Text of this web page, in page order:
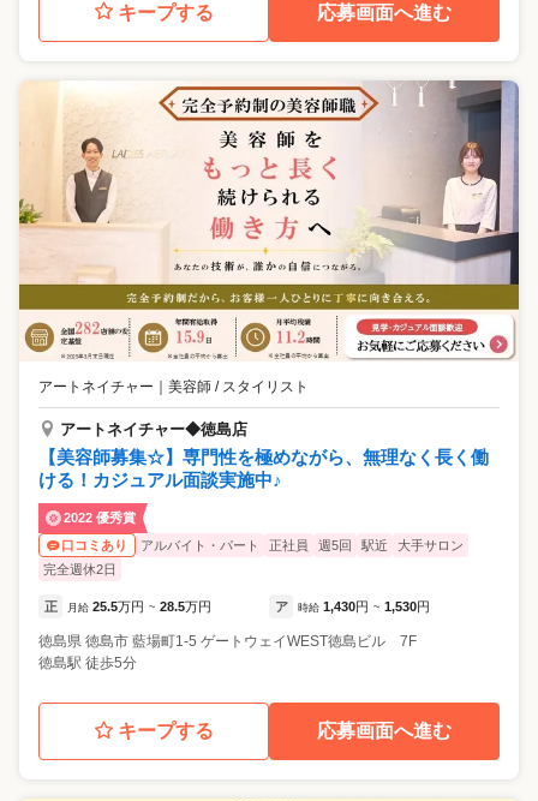
キープする 応募画面へ進む
アートネイチャー 美容師 / スタイリスト
アートネイチャー◆徳島店
【美容師募集☆】専門性を極めながら、無理なく長く働
ける！カジュアル面談実施中♪
2022 優秀賞
口コミあり
アルバイト・パート 正社員 週5回 駅近
大手サロン
完全週休2日
正 月給 25.5万円 ~ 28.5万円 ア 時給 1,430円 ~ 1,530円
徳島県 徳島市 藍場町1-5 ゲートウェイWEST徳島ビル 7F
徳島駅 徒歩5分
キープする 応募画面へ進む